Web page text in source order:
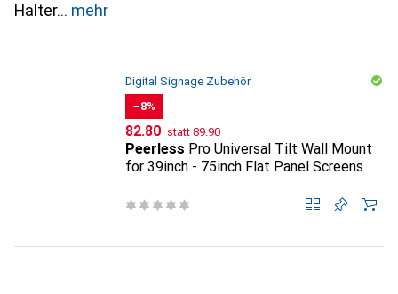
Halter
mehr
Digital Signage Zubehör
−8%
CHF
82.80 statt CHF
89.90
Peerless Pro Universal Tilt Wall Mount
for 39inch - 75inch Flat Panel Screens